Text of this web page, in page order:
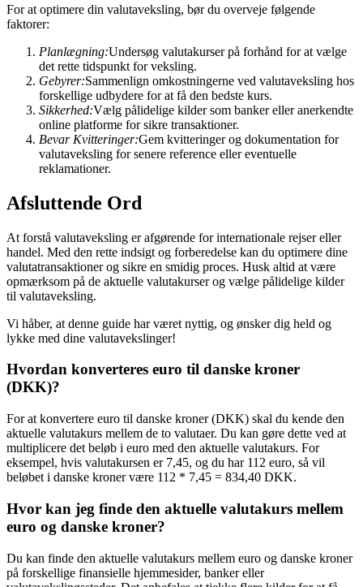
For at optimere din valutaveksling, bør du overveje følgende
faktorer:
Planlægning:Undersøg valutakurser på forhånd for at vælge
det rette tidspunkt for veksling.
Gebyrer:Sammenlign omkostningerne ved valutaveksling hos
forskellige udbydere for at få den bedste kurs.
Sikkerhed:Vælg pålidelige kilder som banker eller anerkendte
online platforme for sikre transaktioner.
Bevar Kvitteringer:Gem kvitteringer og dokumentation for
valutaveksling for senere reference eller eventuelle
reklamationer.
Afsluttende Ord
At forstå valutaveksling er afgørende for internationale rejser eller
handel. Med den rette indsigt og forberedelse kan du optimere dine
valutatransaktioner og sikre en smidig proces. Husk altid at være
opmærksom på de aktuelle valutakurser og vælge pålidelige kilder
til valutaveksling.
Vi håber, at denne guide har været nyttig, og ønsker dig held og
lykke med dine valutavekslinger!
Hvordan konverteres euro til danske kroner
(DKK)?
For at konvertere euro til danske kroner (DKK) skal du kende den
aktuelle valutakurs mellem de to valutaer. Du kan gøre dette ved at
multiplicere det beløb i euro med den aktuelle valutakurs. For
eksempel, hvis valutakursen er 7,45, og du har 112 euro, så vil
beløbet i danske kroner være 112 * 7,45 = 834,40 DKK.
Hvor kan jeg finde den aktuelle valutakurs mellem
euro og danske kroner?
Du kan finde den aktuelle valutakurs mellem euro og danske kroner
på forskellige finansielle hjemmesider, banker eller